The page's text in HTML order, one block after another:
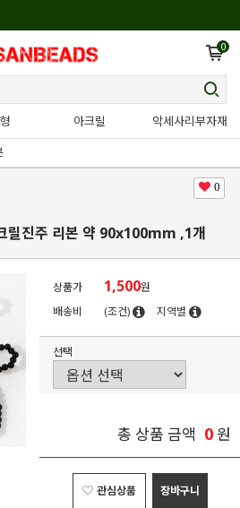
0
아크릴 악세사리부자재
0
릴진주 리본 약 90x100mm ,1개
상품가 1,500원
배송비
(조건) 지역별
선택
총 상품 금액 0원
관심상품 장바구니